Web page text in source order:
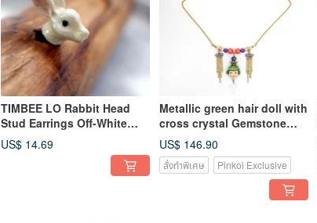
TIMBEE LO Rabbit Head
Stud Earrings Off-White
Pink Resin Enamel Hand
Painted Coating Limited
US$ 14.69
Metallic green hair doll with
cross crystal Gemstone
decoration real gold plated
choker necklace all
handmade can be
US$ 146.90
สั่งทำพิเศษ Pinkoi Exclusive